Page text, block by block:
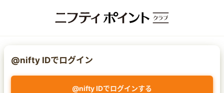
@nifty IDでログイン
@nifty IDでログインする